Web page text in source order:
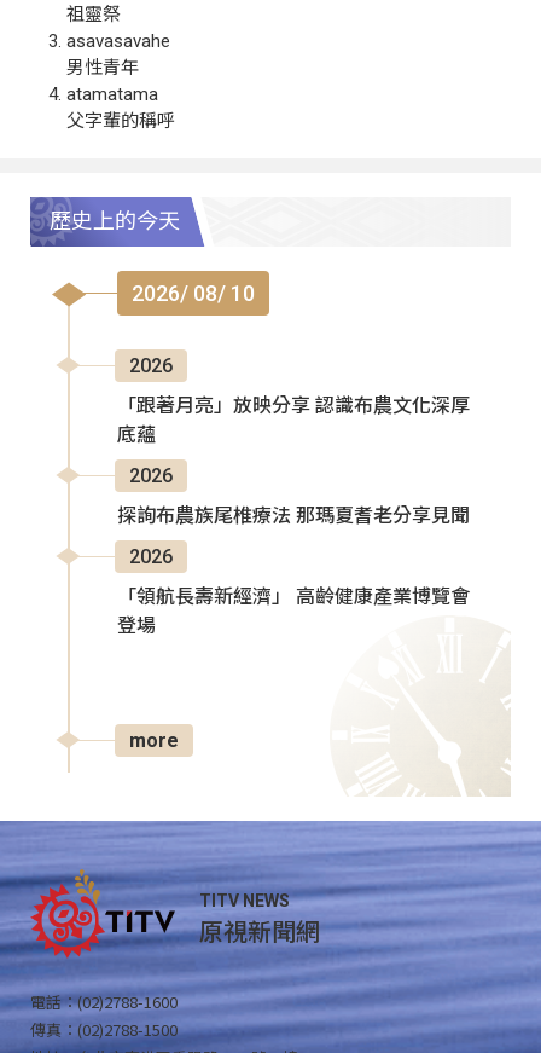
祖靈祭
asavasavahe
男性青年
atamatama
父字輩的稱呼
歷史上的今天
2026/ 08/ 10
2026
「跟著月亮」放映分享 認識布農文化深厚
底蘊
2026
探詢布農族尾椎療法 那瑪夏耆老分享見聞
2026
「領航長壽新經濟」 高齡健康產業博覽會
登場
more
TITV NEWS
原視新聞網
電話：(02)2788-1600
傳真：(02)2788-1500